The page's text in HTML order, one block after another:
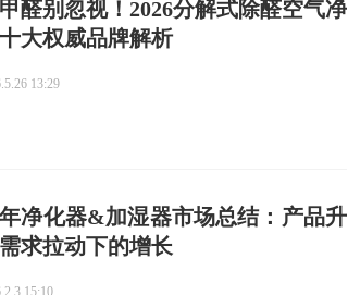
醛别忽视！2026分解式除醛空气净
大权威品牌解析
13:29
净化器&加湿器市场总结：产品升
求拉动下的增长
15:10